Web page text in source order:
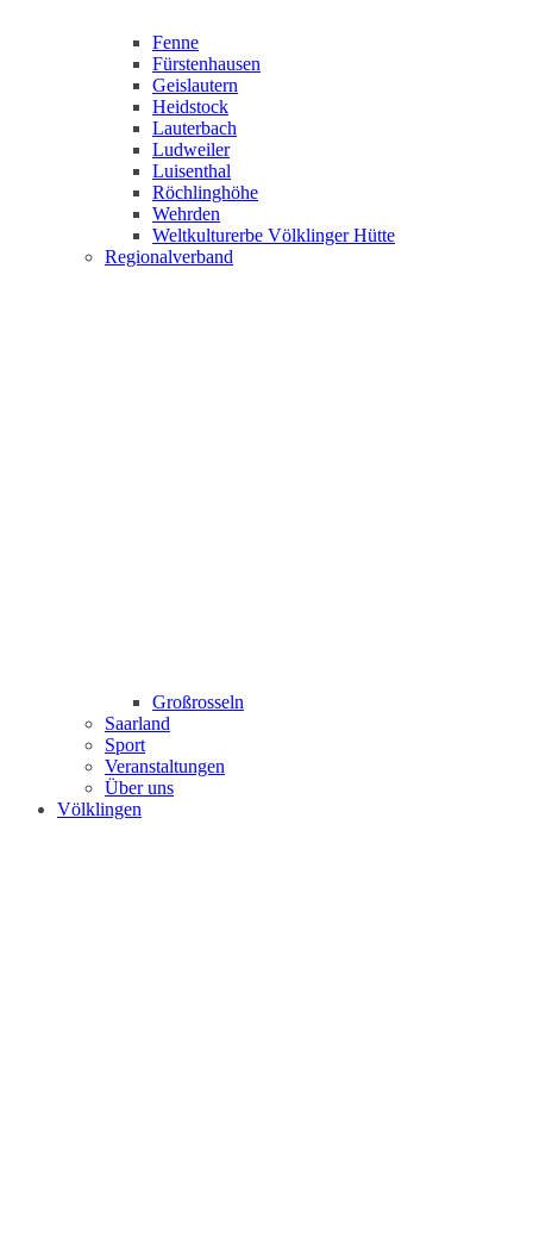
Fenne
Fürstenhausen
Geislautern
Heidstock
Lauterbach
Ludweiler
Luisenthal
Röchlinghöhe
Wehrden
Weltkulturerbe Völklinger Hütte
Regionalverband
Großrosseln
Saarland
Sport
Veranstaltungen
Über uns
Völklingen